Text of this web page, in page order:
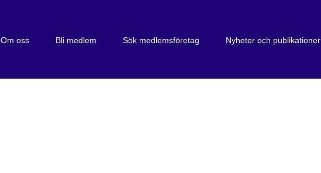
Om oss Bli medlem Sök medlemsföretag Nyheter och publikationer